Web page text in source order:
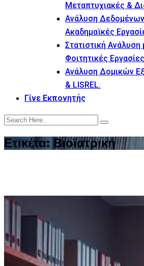
Μεταπτυχιακές &
Ανάλυση Δεδομένων
Ακαδημαϊκές
Στατιστική Ανάλυση
Φοιτητικές
Ανάλυση Δομικών
& LISREL.
Γίνε Εκπονητής
Ετικέτα: Βιοϊατρική